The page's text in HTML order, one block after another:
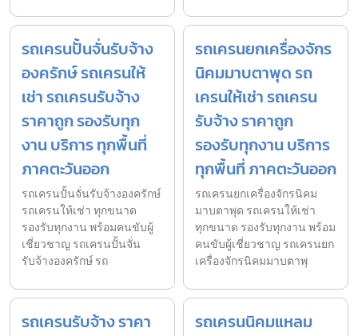
รถเครนปั้นจั่นรับจ้าง
องครักษ์ รถเครนให้
เช่า รถเครนรับจ้าง
ราคาถูก รองรับทุก
งาน บริการ ทุกพื้นที่
ภาคตะวันออก
รถเครนปั้นจั่นรับจ้างองครักษ์
รถเครนให้เช่า ทุกขนาด
รองรับทุกงาน พร้อมคนขับผู้
เชี่ยวชาญ รถเครนปั้นจั่น
รับจ้างองครักษ์ รถ
รถเครนยกเครื่องจักร
นิคมมาบตาพุด รถ
เครนให้เช่า รถเครน
รับจ้าง ราคาถูก
รองรับทุกงาน บริการ
ทุกพื้นที่ ภาคตะวันออก
รถเครนยกเครื่องจักรนิคม
มาบตาพุด รถเครนให้เช่า
ทุกขนาด รองรับทุกงาน พร้อม
คนขับผู้เชี่ยวชาญ รถเครนยก
เครื่องจักรนิคมมาบตาพุ
รถเครนรับจ้าง ราคา
รถเครนนิคมแหลม